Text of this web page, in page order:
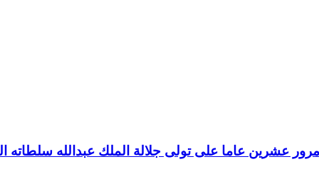
عشرين عاما على تولى جلالة الملك عبدالله سلطاته